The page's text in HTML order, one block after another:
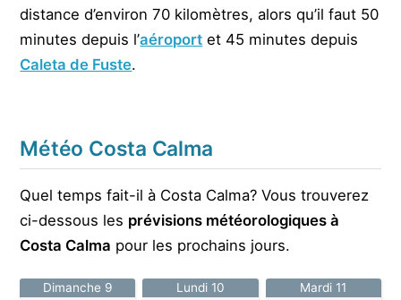
distance d’environ 70 kilomètres, alors qu’il faut 50
minutes depuis l’aéroport et 45 minutes depuis
Caleta de Fuste.
Météo Costa Calma
Quel temps fait-il à Costa Calma? Vous trouverez
ci-dessous les prévisions météorologiques à
Costa Calma pour les prochains jours.
Dimanche 9 Lundi 10 Mardi 11